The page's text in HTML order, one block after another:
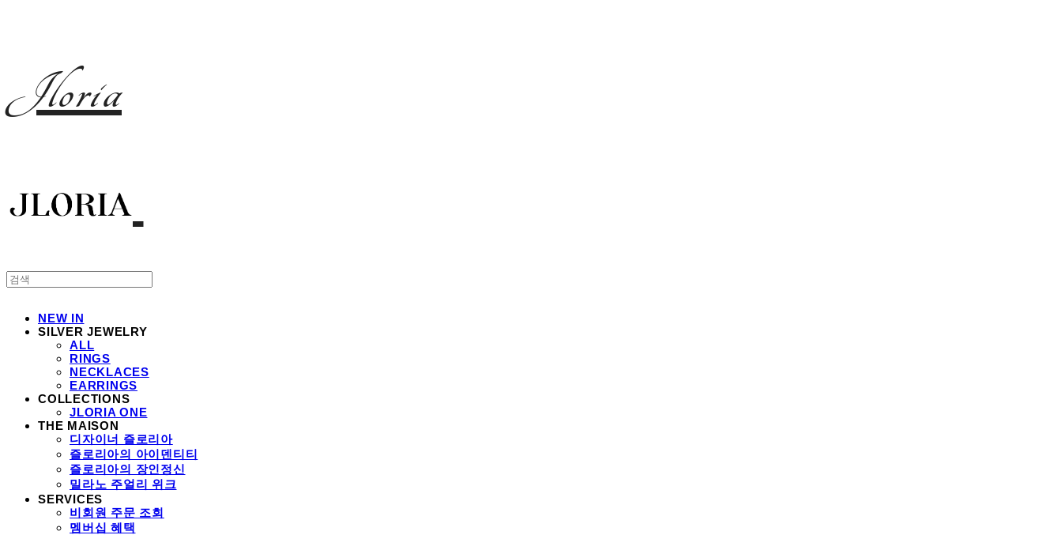
Jloria
NEW IN
SILVER JEWELRY
ALL
RINGS
NECKLACES
EARRINGS
COLLECTIONS
JLORIA ONE
THE MAISON
디자이너 즐로리아
즐로리아의 아이덴티티
즐로리아의 장인정신
밀라노 주얼리 위크
SERVICES
비회원 주문 조회
멤버십 혜택